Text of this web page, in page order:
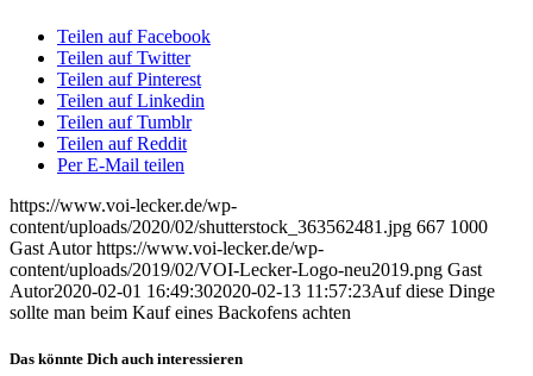
Teilen auf Facebook
Teilen auf Twitter
Teilen auf Pinterest
Teilen auf Linkedin
Teilen auf Tumblr
Teilen auf Reddit
Per E-Mail teilen
https://www.voi-lecker.de/wp-
content/uploads/2020/02/shutterstock_363562481.jpg 667 1000
Gast Autor https://www.voi-lecker.de/wp-
content/uploads/2019/02/VOI-Lecker-Logo-neu2019.png Gast
Autor2020-02-01 16:49:302020-02-13 11:57:23Auf diese Dinge
sollte man beim Kauf eines Backofens achten
Das könnte Dich auch interessieren